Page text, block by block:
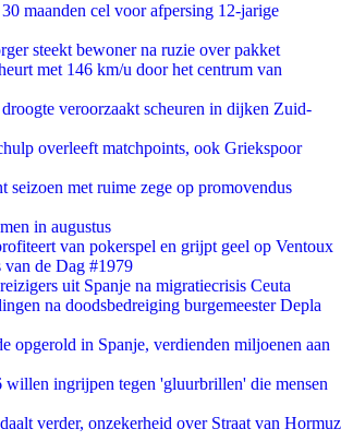
maanden cel voor afpersing 12-jarige
steekt bewoner na ruzie over pakket
met 146 km/u door het centrum van
veroorzaakt scheuren in dijken Zuid-
overleeft matchpoints, ook Griekspoor
seizoen met ruime zege op promovendus
in augustus
van pokerspel en grijpt geel op Ventoux
van de Dag #1979
uit Spanje na migratiecrisis Ceuta
na doodsbedreiging burgemeester Depla
opgerold in Spanje, verdienden miljoenen aan
ingrijpen tegen 'gluurbrillen' die mensen
verder, onzekerheid over Straat van Hormuz